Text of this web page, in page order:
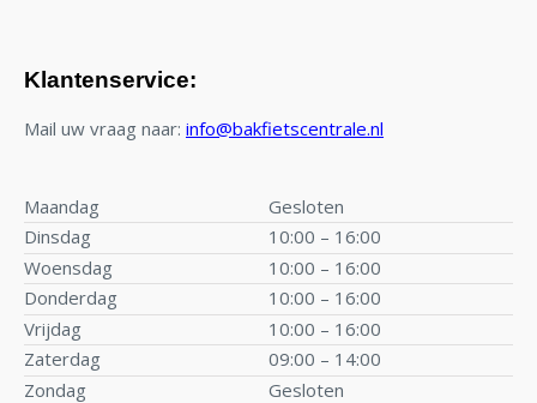
Klantenservice:
Mail uw vraag naar: info@bakfietscentrale.nl
Maandag
Gesloten
Dinsdag
10:00 – 16:00
Woensdag
10:00 – 16:00
Donderdag
10:00 – 16:00
Vrijdag
10:00 – 16:00
Zaterdag
09:00 – 14:00
Zondag
Gesloten